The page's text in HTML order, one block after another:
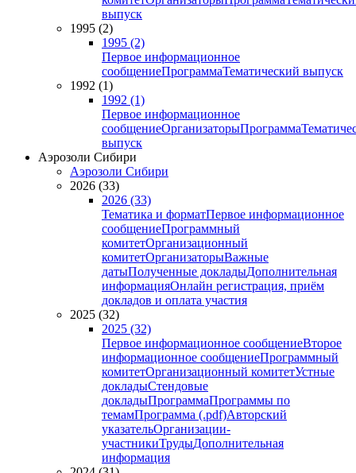
выпуск
1995 (2)
1995 (2)
Первое информационное
сообщениеПрограммаТематический выпуск
1992 (1)
1992 (1)
Первое информационное
сообщениеОрганизаторыПрограмма
выпуск
Аэрозоли Сибири
Аэрозоли Сибири
2026 (33)
2026 (33)
Тематика и форматПервое информационное
сообщениеПрограммный
комитетОрганизационный
комитетОрганизаторыВажные
датыПолученные докладыДополнительная
информацияОнлайн регистрация, приём
докладов и оплата участия
2025 (32)
2025 (32)
Первое информационное сообщениеВторое
информационное сообщениеПрограммный
комитетОрганизационный комитетУстные
докладыСтендовые
докладыПрограммаПрограммы по
темамПрограмма (.pdf)Авторский
указательОрганизации-
участникиТрудыДополнительная
информация